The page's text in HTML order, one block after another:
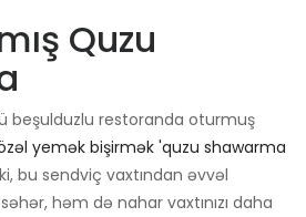
Quzu
beşulduzlu restoranda oturmuş
yemək bişirmək 'quzu shawarma
bu sendviç vaxtından əvvəl
həm də nahar vaxtınızı daha